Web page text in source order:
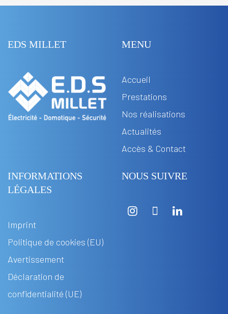
EDS MILLET MENU
Accueil
Prestations
Nos réalisations
Actualités
Accès & Contact
INFORMATIONS
LÉGALES
Imprint
Politique de cookies (EU)
Avertissement
Déclaration de
confidentialité (UE)
NOUS SUIVRE